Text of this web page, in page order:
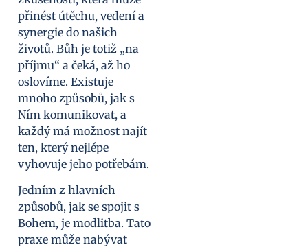
přinést útěchu, vedení a
synergie do našich
životů. Bůh je totiž „na
příjmu“ a čeká, až ho
oslovíme. Existuje
mnoho způsobů, jak s
Ním komunikovat, a
každý má možnost najít
ten, který nejlépe
vyhovuje jeho potřebám.
Jedním z hlavních
způsobů, jak se spojit s
Bohem, je modlitba. Tato
praxe může nabývat